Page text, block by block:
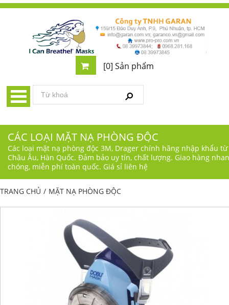
[0] Sản phẩm
CÁC LOẠI MẶT NẠ PHÒNG ĐỘC
Các loại mặt nạ phòng độc 3M, Drager chính hãng nhập khẩu từ
Châu Âu, Hàn Quốc. Đảm bảo uy tín, chất lượng. Giao hàng
chóng, miễn phí toàn quốc. Giá sỉ liên hệ
TRANG CHỦ / MẶT NẠ PHÒNG ĐỘC